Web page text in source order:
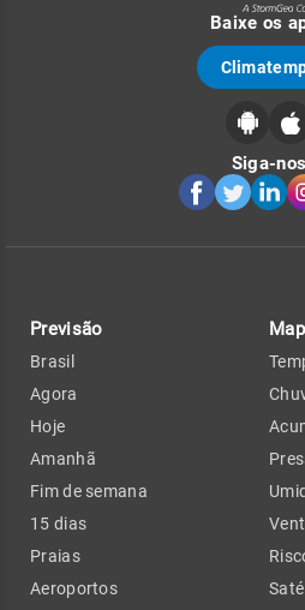
Baixe os
Siga-nos
Previsão
Brasil
Agora
Hoje
Amanhã
Fim de semana
15 dias
Praias
Aeroportos